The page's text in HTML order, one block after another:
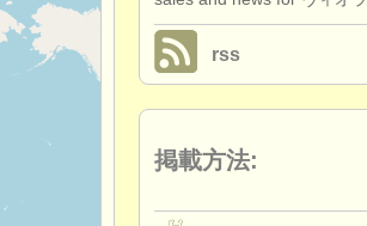
• 掲載日
締め切り日 rss
掲載方法: